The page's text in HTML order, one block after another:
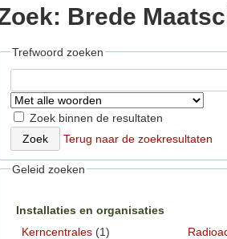
Brede
Trefwoord zoeken
Zoek binnen de resultaten
Terug naar de zoekresultaten
Geleid zoeken
Installaties en organisaties
Kerncentrales (1)